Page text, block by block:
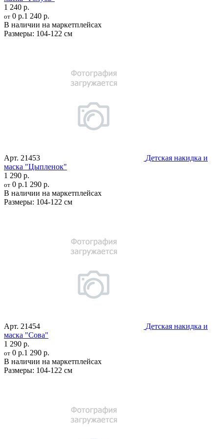
1 240 р.
от 0 р.1 240 р.
В наличии на маркетплейсах
Размеры: 104-122 см
Арт. 21453
Детская накидка и
маска "Цыпленок"
1 290 р.
от 0 р.1 290 р.
В наличии на маркетплейсах
Размеры: 104-122 см
Арт. 21454
Детская накидка и
маска "Сова"
1 290 р.
от 0 р.1 290 р.
В наличии на маркетплейсах
Размеры: 104-122 см